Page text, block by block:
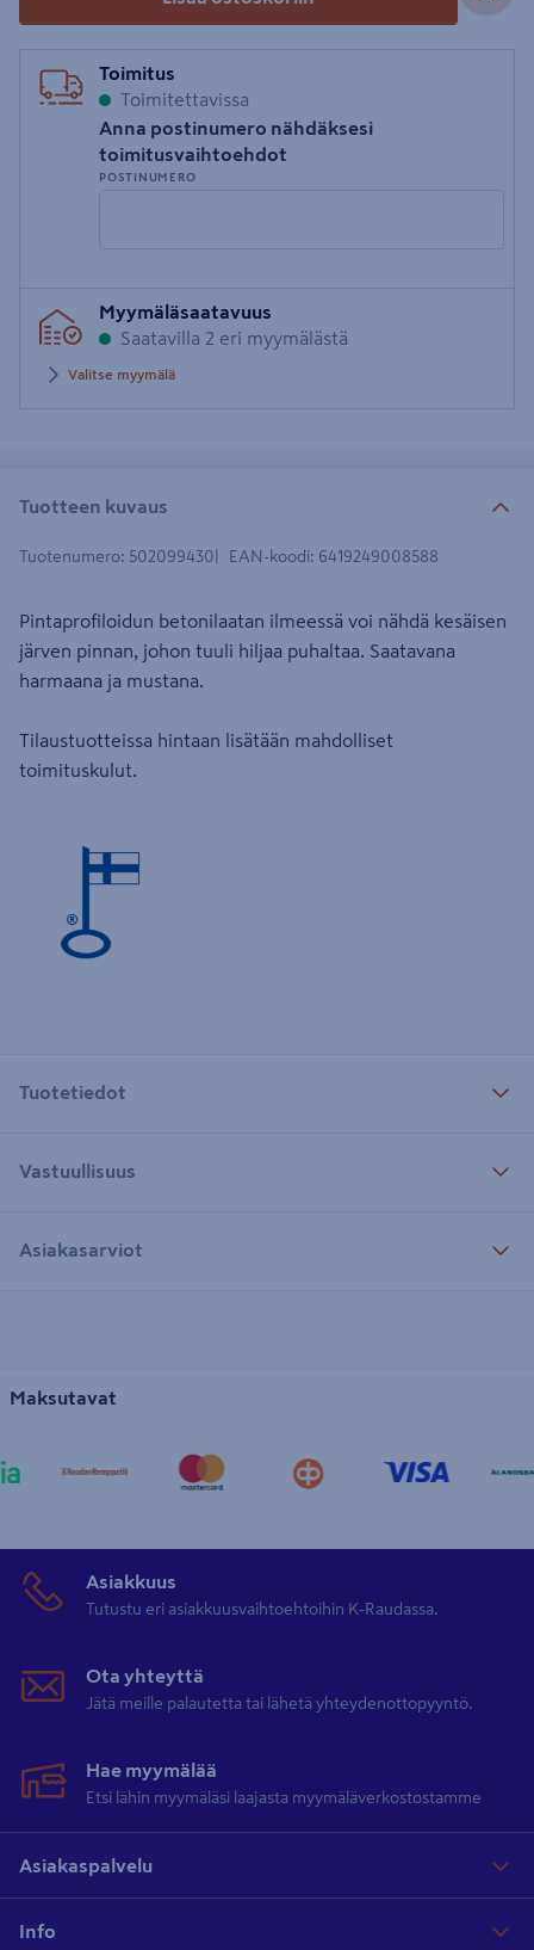
Toimitus
Toimitettavissa
Anna postinumero nähdäksesi
toimitusvaihtoehdot
POSTINUMERO
postinumero
Myymäläsaatavuus
Saatavilla 2 eri myymälästä
Valitse myymälä
Tuotteen kuvaus
Tuotenumero: 502099430 EAN-koodi: 6419249008588
Pintaprofiloidun betonilaatan ilmeessä voi nähdä kesäisen
järven pinnan, johon tuuli hiljaa puhaltaa. Saatavana
harmaana ja mustana.
Tilaustuotteissa hintaan lisätään mahdolliset
toimituskulut.
Tuotetiedot
Vastuullisuus
Asiakasarviot
Maksutavat
Asiakkuus
Tutustu eri asiakkuusvaihtoehtoihin K-Raudassa.
Ota yhteyttä
Jätä meille palautetta tai lähetä yhteydenottopyyntö.
Hae myymälää
Etsi lähin myymäläsi laajasta myymäläverkostostamme
Asiakaspalvelu
Info